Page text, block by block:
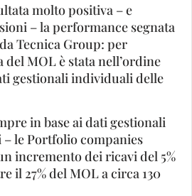
molto positiva – e
– la performance segnata
Tecnica Group: per
MOL è stata nell’ordine
gestionali individuali delle
in base ai dati gestionali
– le Portfolio companies
incremento dei ricavi del 5%
il 27% del MOL a circa 130